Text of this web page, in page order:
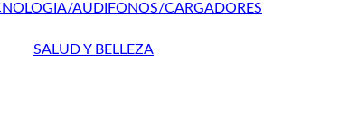
AUDIFONOS/CARGADORES
SALUD Y BELLEZA